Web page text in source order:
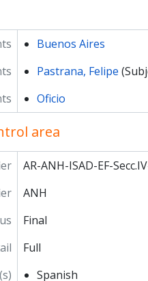
Buenos Aires
Pastrana, Felipe
Oficio
area
AR-ANH-ISAD-EF-
ANH
Final
Full
Spanish